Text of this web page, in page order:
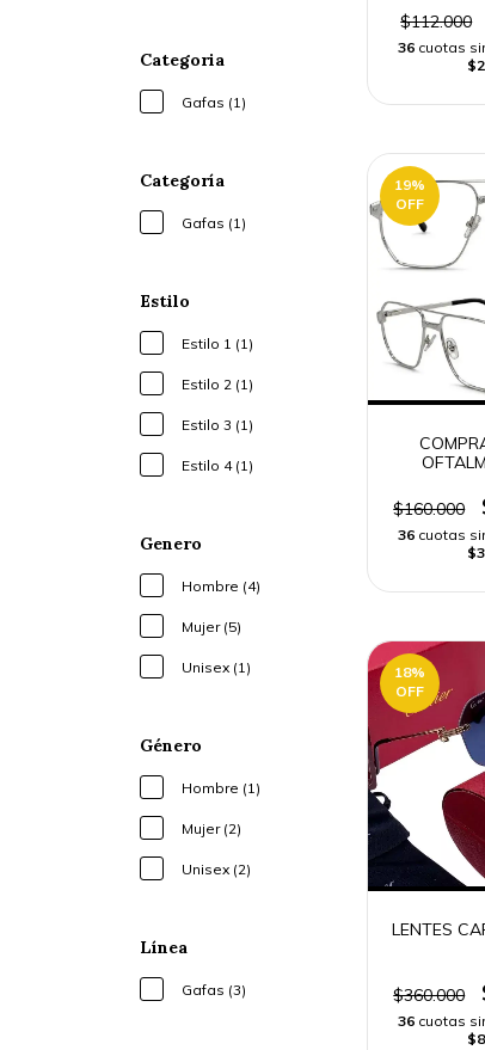
Categoria
Gafas (1)
Categoría
Gafas (1)
Estilo
Estilo 1 (1)
Estilo 2 (1)
Estilo 3 (1)
Estilo 4 (1)
Genero
Hombre (4)
Mujer (5)
Unisex (1)
Género
Hombre (1)
Mujer (2)
Unisex (2)
Línea
Gafas (3)
$112.000
36 cuotas
19%
OFF
$160.000
36 cuotas
18%
OFF
LENTES
$360.000
36 cuotas